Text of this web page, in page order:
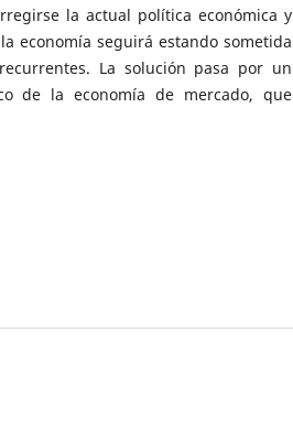
la actual política económica y
economía seguirá estando sometida
La solución pasa por un
de la economía de mercado, que